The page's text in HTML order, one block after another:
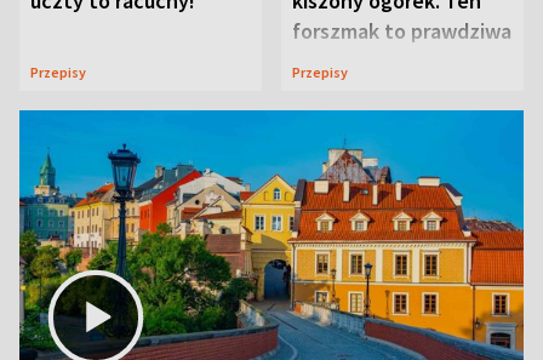
Przepisy
forszmak to prawdziwa
uczta
Przepisy